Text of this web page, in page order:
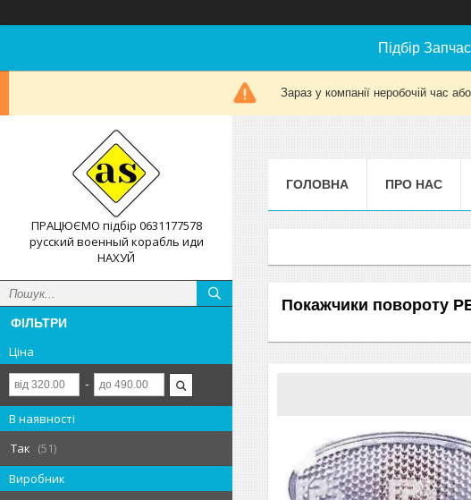
Підбір
Зараз у компанії неробочій час
ПРАЦЮЄМО підбір 0631177578
русский военный корабль иди
НАХУЙ
ФІЛЬТРИ
Ціна
В наявності
Так
51
Виробник
ГОЛОВНА ПРО НАС
Покажчики повороту